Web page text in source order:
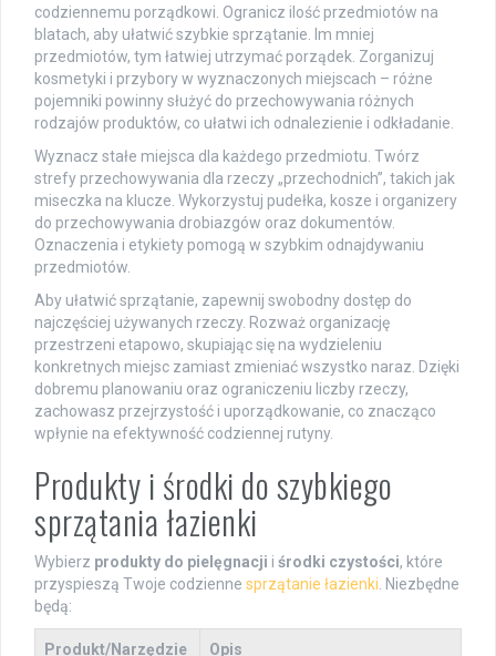
codziennemu porządkowi. Ogranicz ilość przedmiotów na
blatach, aby ułatwić szybkie sprzątanie. Im mniej
przedmiotów, tym łatwiej utrzymać porządek. Zorganizuj
kosmetyki i przybory w wyznaczonych miejscach – różne
pojemniki powinny służyć do przechowywania różnych
rodzajów produktów, co ułatwi ich odnalezienie i odkładanie.
Wyznacz stałe miejsca dla każdego przedmiotu. Twórz
strefy przechowywania dla rzeczy „przechodnich”, takich jak
miseczka na klucze. Wykorzystuj pudełka, kosze i organizery
do przechowywania drobiazgów oraz dokumentów.
Oznaczenia i etykiety pomogą w szybkim odnajdywaniu
przedmiotów.
Aby ułatwić sprzątanie, zapewnij swobodny dostęp do
najczęściej używanych rzeczy. Rozważ organizację
przestrzeni etapowo, skupiając się na wydzieleniu
konkretnych miejsc zamiast zmieniać wszystko naraz. Dzięki
dobremu planowaniu oraz ograniczeniu liczby rzeczy,
zachowasz przejrzystość i uporządkowanie, co znacząco
wpłynie na efektywność codziennej rutyny.
Produkty i środki do szybkiego
sprzątania łazienki
Wybierz produkty do pielęgnacji i środki czystości, które
przyspieszą Twoje codzienne sprzątanie łazienki . Niezbędne
będą:
Produkt/Narzędzie Opis